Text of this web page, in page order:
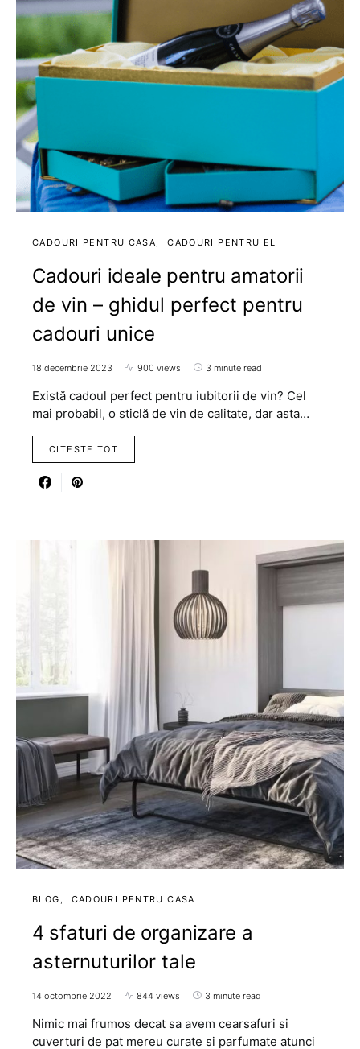
CADOURI PENTRU CASA CADOURI PENTRU EL
Cadouri ideale pentru amatorii
de vin – ghidul perfect pentru
cadouri unice
18 decembrie 2023 900 views 3 minute read
Există cadoul perfect pentru iubitorii de vin? Cel
mai probabil, o sticlă de vin de calitate, dar asta…
CITESTE TOT
BLOG CADOURI PENTRU CASA
4 sfaturi de organizare a
asternuturilor tale
14 octombrie 2022 844 views 3 minute read
Nimic mai frumos decat sa avem cearsafuri si
cuverturi de pat mereu curate si parfumate atunci